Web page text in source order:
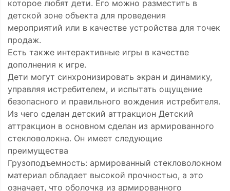
которое любят дети. Его можно разместить в
детской зоне объекта для проведения
мероприятий или в качестве устройства для точек
продаж.
Есть также интерактивные игры в качестве
дополнения к игре.
Дети могут синхронизировать экран и динамику,
управляя истребителем, и испытать ощущение
безопасного и правильного вождения истребителя.
Из чего сделан детский аттракцион Детский
аттракцион в основном сделан из армированного
стекловолокна. Он имеет следующие
преимущества
Грузоподъемность: армированный стекловолокном
материал обладает высокой прочностью, а это
означает, что оболочка из армированного